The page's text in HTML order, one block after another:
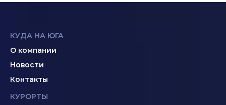
КУДА НА ЮГА
О компании
Новости
Контакты
КУРОРТЫ